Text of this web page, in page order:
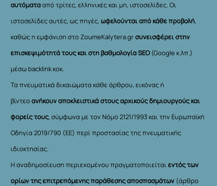
αυτόματααπό τρίτες, ελληνικές και μη, ιστοσελίδες. Οι
ιστοσελίδες αυτές, ως πηγές,ωφελούνται από κάθε προβολή,
καθώς η εμφάνιση στο ZoumeKalytera.grσυνεισφέρει στην
επισκεψιμότητά τους και στη βαθμολογία SEO(Google κ.λπ.)
μέσω backlink κοκ.
Τα πνευματικά δικαιώματα κάθε άρθρου, εικόνας ή
βίντεοανήκουν αποκλειστικά στους αρχικούς δημιουργούς και
φορείς τους, σύμφωνα με τον Νόμο 2121/1993 και την Ευρωπαϊκή
Οδηγία 2019/790 (ΕΕ) περί προστασίας της πνευματικής
ιδιοκτησίας.
Η αναδημοσίευση περιεχομένου πραγματοποιείταιεντός των
ορίων της επιτρεπόμενης παράθεσης αποσπασμάτων (άρθρο